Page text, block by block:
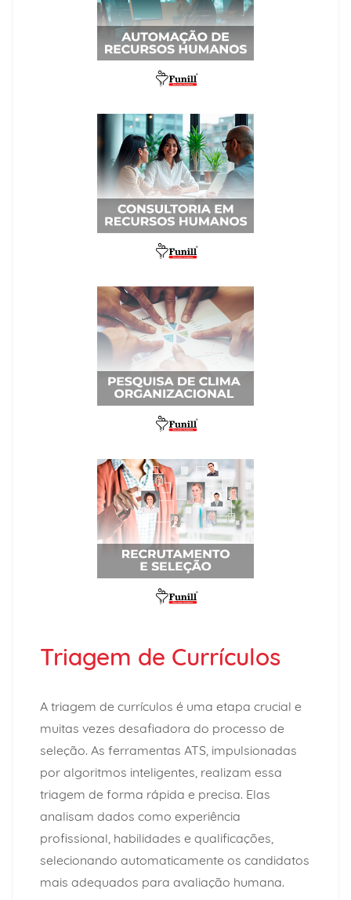
Triagem de Currículos
A triagem de currículos é uma etapa crucial e
muitas vezes desafiadora do processo de
seleção. As ferramentas ATS, impulsionadas
por algoritmos inteligentes, realizam essa
triagem de forma rápida e precisa. Elas
analisam dados como experiência
profissional, habilidades e qualificações,
selecionando automaticamente os candidatos
mais adequados para avaliação humana.